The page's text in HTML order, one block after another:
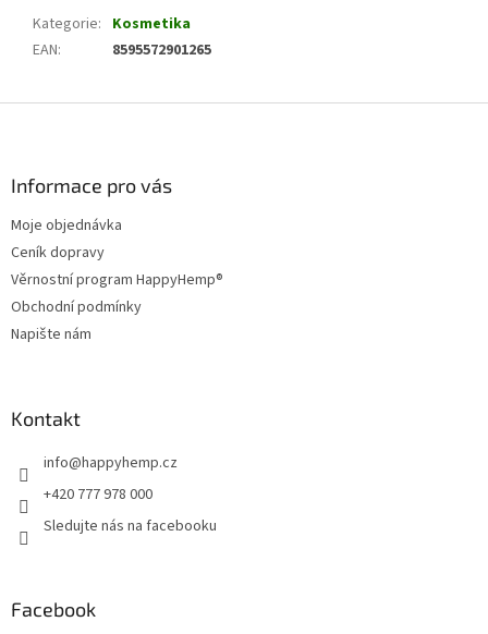
Kategorie: Kosmetika
EAN: 8595572901265
Informace pro vás
Moje objednávka
Ceník dopravy
Věrnostní program HappyHemp®
Obchodní podmínky
Napište nám
Kontakt
info@happyhemp.cz
+420 777 978 000
Sledujte nás na facebooku
Facebook